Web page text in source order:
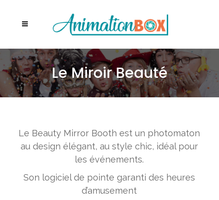
Le Miroir Beauté
Le Beauty Mirror Booth est un photomaton
au design élégant, au style chic, idéal pour
les événements.
Son logiciel de pointe garanti des heures
d’amusement